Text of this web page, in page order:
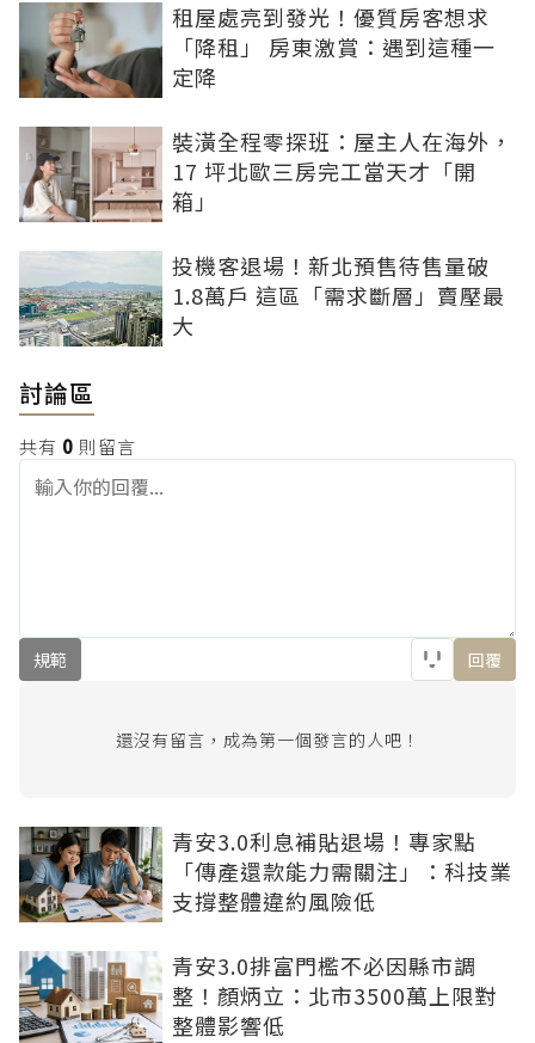
租屋處亮到發光！優質房客想求
「降租」 房東激賞：遇到這種一
定降
裝潢全程零探班：屋主人在海外，
17 坪北歐三房完工當天才「開
箱」
投機客退場！新北預售待售量破
1.8萬戶 這區「需求斷層」賣壓最
大
討論區
共有 0 則留言
規範 回覆
還沒有留言，成為第一個發言的人吧！
青安3.0利息補貼退場！專家點
「傳產還款能力需關注」：科技業
支撐整體違約風險低
青安3.0排富門檻不必因縣市調
整！顏炳立：北市3500萬上限對
整體影響低